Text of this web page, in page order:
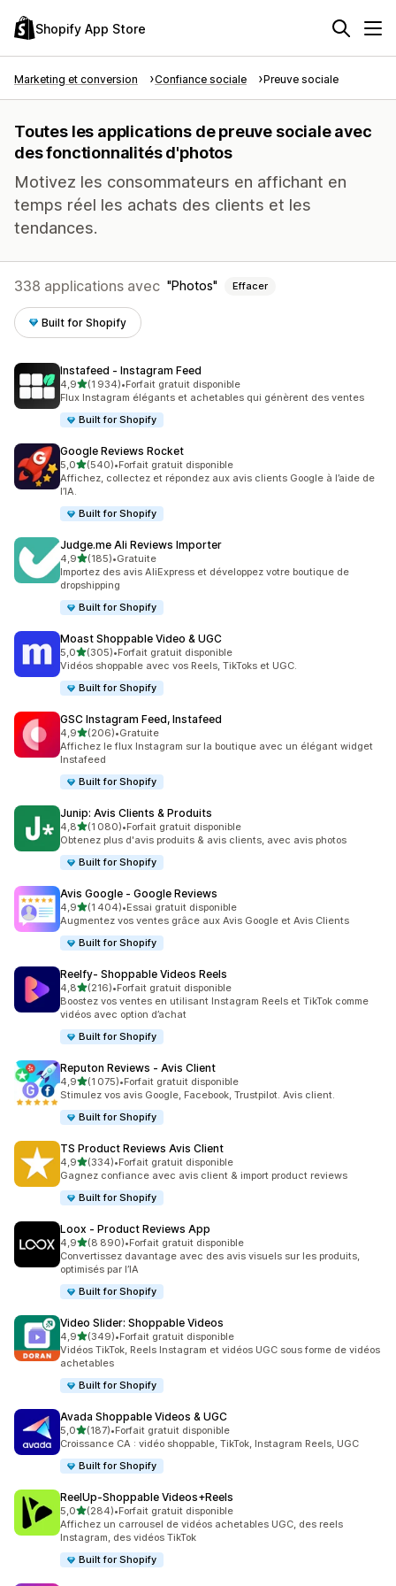
Shopify App Store
Marketing et conversion Confiance sociale Preuve sociale
Toutes les applications de preuve sociale avec
des fonctionnalités d'photos
Motivez les consommateurs en affichant en
temps réel les achats des clients et les
tendances.
338 applications avec Photos Effacer
Built for Shopify
Instafeed ‑ Instagram Feed
4,9étoile(s) sur 5
(1 934)
1934 avis au total
•Forfait gratuit disponible
Flux Instagram élégants et achetables qui génèrent des ventes
Built for Shopify
Google Reviews Rocket
5,0étoile(s) sur 5
(540)
540 avis au total
•Forfait gratuit disponible
Affichez, collectez et répondez aux avis clients Google à l’aide de
l’IA.
Built for Shopify
Judge.me Ali Reviews Importer
4,9étoile(s) sur 5
(185)
185 avis au total
•Gratuite
Importez des avis AliExpress et développez votre boutique de
dropshipping
Built for Shopify
Moast Shoppable Video & UGC
5,0étoile(s) sur 5
(305)
305 avis au total
•Forfait gratuit disponible
Vidéos shoppable avec vos Reels, TikToks et UGC.
Built for Shopify
GSC Instagram Feed, Instafeed
4,9étoile(s) sur 5
(206)
206 avis au total
•Gratuite
Affichez le flux Instagram sur la boutique avec un élégant widget
Instafeed
Built for Shopify
Junip: Avis Clients & Produits
4,8étoile(s) sur 5
(1 080)
1080 avis au total
•Forfait gratuit disponible
Obtenez plus d'avis produits & avis clients, avec avis photos
Built for Shopify
Avis Google ‑ Google Reviews
4,9étoile(s) sur 5
(1 404)
1404 avis au total
•Essai gratuit disponible
Augmentez vos ventes grâce aux Avis Google et Avis Clients
Built for Shopify
Reelfy‑ Shoppable Videos Reels
4,8étoile(s) sur 5
(216)
216 avis au total
•Forfait gratuit disponible
Boostez vos ventes en utilisant Instagram Reels et TikTok comme
vidéos avec option d’achat
Built for Shopify
Reputon Reviews ‑ Avis Client
4,9étoile(s) sur 5
(1 075)
1075 avis au total
•Forfait gratuit disponible
Stimulez vos avis Google, Facebook, Trustpilot. Avis client.
Built for Shopify
TS Product Reviews Avis Client
4,9étoile(s) sur 5
(334)
334 avis au total
•Forfait gratuit disponible
Gagnez confiance avec avis client & import product reviews
Built for Shopify
Loox ‑ Product Reviews App
4,9étoile(s) sur 5
(8 890)
8890 avis au total
•Forfait gratuit disponible
Convertissez davantage avec des avis visuels sur les produits,
optimisés par l’IA
Built for Shopify
Video Slider: Shoppable Videos
4,9étoile(s) sur 5
(349)
349 avis au total
•Forfait gratuit disponible
Vidéos TikTok, Reels Instagram et vidéos UGC sous forme de vidéos
achetables
Built for Shopify
Avada Shoppable Videos & UGC
5,0étoile(s) sur 5
(187)
187 avis au total
•Forfait gratuit disponible
Croissance CA : vidéo shoppable, TikTok, Instagram Reels, UGC
Built for Shopify
ReelUp‑Shoppable Videos+Reels
5,0étoile(s) sur 5
(284)
284 avis au total
•Forfait gratuit disponible
Affichez un carrousel de vidéos achetables UGC, des reels
Instagram, des vidéos TikTok
Built for Shopify